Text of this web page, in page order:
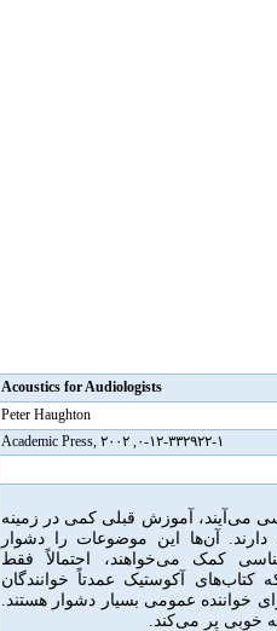
Acoustics for Audiologists
Peter Haughton
۰-۱۲-۳۳۲۹۲۲-۱, Academic Press, ۲۰۰۲
می‌آیند، آموزش قبلی کمی در زمینه
آن‌ها این موضوعات را دشوار
کمک می‌خواهند، احتمالاً فقط
آکوستیک عمدتاً خوانندگان
خواننده عمومی بسیار دشوار هستند.
خوبی پر می‌کند.